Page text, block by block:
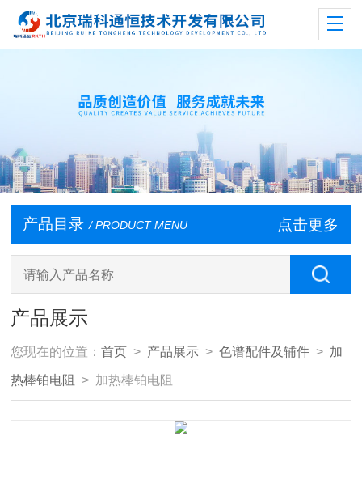
产品目录 / PRODUCT MENU 点击更多
产品展示
您现在的位置：首页 > 产品展示 >色谱配件及辅件 > 加
热棒铂电阻 > 加热棒铂电阻